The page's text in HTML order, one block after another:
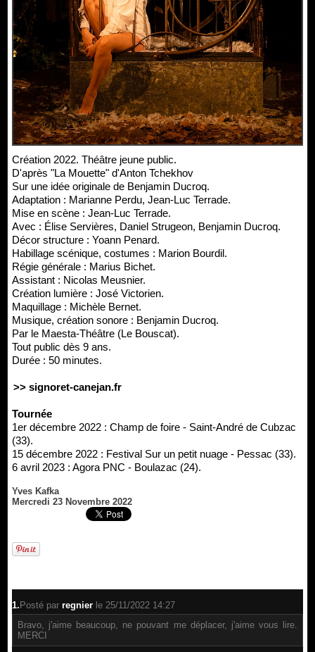
Création 2022. Théâtre jeune public.
D'après "La Mouette" d'Anton Tchekhov
Sur une idée originale de Benjamin Ducroq.
Adaptation : Marianne Perdu, Jean-Luc Terrade.
Mise en scène : Jean-Luc Terrade.
Avec : Élise Servières, Daniel Strugeon, Benjamin Ducroq.
Décor structure : Yoann Penard.
Habillage scénique, costumes : Marion Bourdil.
Régie générale : Marius Bichet.
Assistant : Nicolas Meusnier.
Création lumière : José Victorien.
Maquillage : Michèle Bernet.
Musique, création sonore : Benjamin Ducroq.
Par le Maesta-Théâtre (Le Bouscat).
Tout public dès 9 ans.
Durée : 50 minutes.
>> signoret-canejan.fr
Tournée
1er décembre 2022 : Champ de foire - Saint-André de Cubzac
(33).
15 décembre 2022 : Festival Sur un petit nuage - Pessac (33).
6 avril 2023 : Agora PNC - Boulazac (24).
Yves Kafka
Mercredi 23 Novembre 2022
1. Posté par regnier le 25/11/2022 14:27
Bravo, j'aime beaucoup, ne pouvant me déplacer, j'aime vous lire.
MERCI